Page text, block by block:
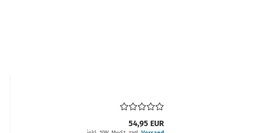
54,95 EUR